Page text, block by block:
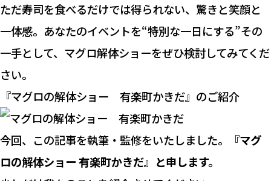
ただ寿司を食べるだけでは得られない、驚きと笑顔と
一体感。あなたのイベントを“特別な一日にする”その
一手として、マグロ解体ショーをぜひ検討してみてくだ
さい。
『マグロの解体ショー 有楽町かきだ』のご紹介
今回、この記事を執筆・監修をいたしました。
『マグ
ロの解体ショー 有楽町かきだ』と申します。